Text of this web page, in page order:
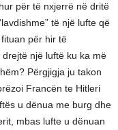
për të nxjerrë në dritë
të një lufte që
për hir të
një luftë ku ka më
Përgjigja ju takon
Francën te Hitleri
u dënua me burg dhe
mbas lufte u dënuan